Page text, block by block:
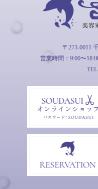
〒273-0011
営業時間：9:00〜